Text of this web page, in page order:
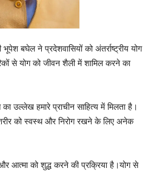
बघेल ने प्रदेशवासियों को अंतर्राष्ट्रीय योग
से योग को जीवन शैली में शामिल करने का
उल्लेख हमारे प्राचीन साहित्य में मिलता है।
को स्वस्थ और निरोग रखने के लिए अनेक
आत्मा को शुद्ध करने की प्रक्रिया है।योग से